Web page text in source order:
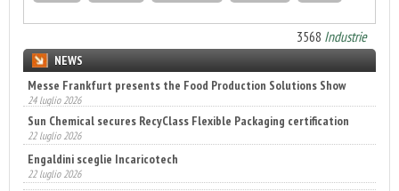
3568 Industrie
NEWS
Messe Frankfurt presents the Food Production Solutions Show
24 luglio 2026
Sun Chemical secures RecyClass Flexible Packaging certification
22 luglio 2026
Engaldini sceglie Incaricotech
22 luglio 2026
Annunciati i finalisti dei Diamonds Awards 2026 di FTA Europe
14 luglio 2026